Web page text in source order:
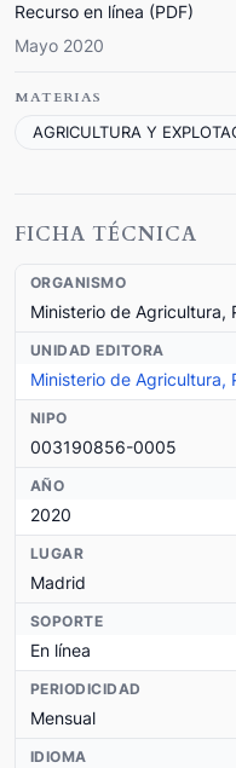
Recurso en línea (PDF)
Mayo 2020
MATERIAS
AGRICULTURA Y
FICHA TÉCNICA
ORGANISMO
Ministerio de Agricultura,
UNIDAD EDITORA
Ministerio de Agricultura,
NIPO
003190856-0005
AÑO
2020
LUGAR
Madrid
SOPORTE
En línea
PERIODICIDAD
Mensual
IDIOMA